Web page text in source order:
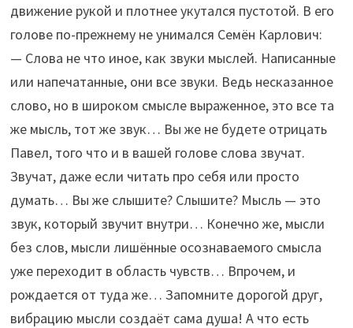
движение рукой и плотнее укутался пустотой. В его
голове по-прежнему не унимался Семён Карлович:
— Слова не что иное, как звуки мыслей. Написанные
или напечатанные, они все звуки. Ведь несказанное
слово, но в широком смысле выраженное, это все та
же мысль, тот же звук… Вы же не будете отрицать
Павел, того что и в вашей голове слова звучат.
Звучат, даже если читать про себя или просто
думать… Вы же слышите? Слышите? Мысль — это
звук, который звучит внутри… Конечно же, мысли
без слов, мысли лишённые осознаваемого смысла
уже переходит в область чувств… Впрочем, и
рождается от туда же… Запомните дорогой друг,
вибрацию мысли создаёт сама душа! А что есть